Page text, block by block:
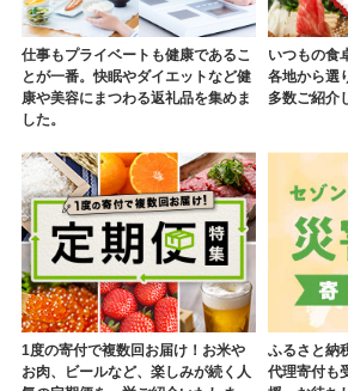
仕事もプライベートも健康であるこ
とが一番。快眠やダイエットなど健
康や美容にまつわる返礼品を集めま
した。
いつもの食
各地から選
多数ご紹介
1度の寄付で複数回お届け！お米や
お肉、ビールなど、楽しみが続く人
ふるさと納
代理寄付も